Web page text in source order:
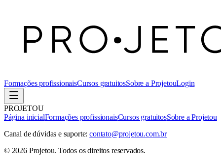
Formações profissionaisCursos gratuitosSobre a ProjetouLogin
PROJETOU
Página inicialFormações profissionaisCursos gratuitosSobre a Projetou
Canal de dúvidas e suporte: contato@projetou.com.br
© 2026 Projetou. Todos os direitos reservados.